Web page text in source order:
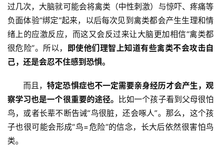
专
题
列
表
快
更
多
页
面
投稿
过几次，大脑就可能会将禽类（中性刺激）与惊吓、疼痛等
负面体验“绑定”起来，以后每次见到禽类都会产生生理和情
绪上的应激反应，而这又会反过来让大脑更加相信“禽类都
很危险”。所以， 即使他们理智上知道有些禽类不会攻击自
己，还是会忍不住感到恐惧。
而且，特定恐惧症也不一定需要亲身经历才会产生，观
察学习也是一个很重要的途径。
比如一个孩子看到父母很怕
鸟，或者长辈不断告诫“鸟很脏，还会啄人”。那么，这个孩
子也很可能会形成“鸟=危险”的信念，长大后依然很害怕鸟
类。